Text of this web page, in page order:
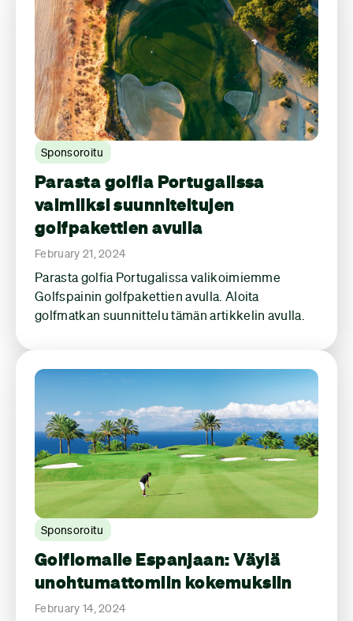
Sponsoroitu
Parasta golfia Portugalissa
valmiiksi suunniteltujen
golfpakettien avulla
February 21, 2024
Parasta golfia Portugalissa valikoimiemme
Golfspainin golfpakettien avulla. Aloita
golfmatkan suunnittelu tämän artikkelin avulla.
Sponsoroitu
Golflomalle Espanjaan: Väylä
unohtumattomiin kokemuksiin
February 14, 2024